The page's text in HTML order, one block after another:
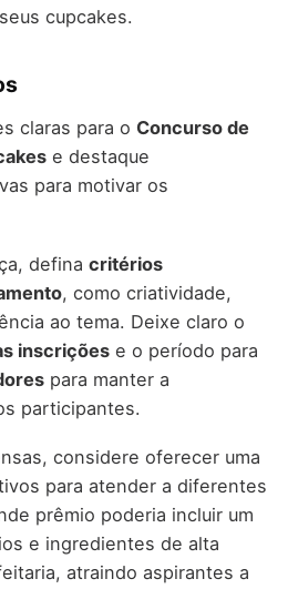
cupcakes.
claras para o Concurso de
e destaque
para motivar os
defina critérios
, como criatividade,
ao tema. Deixe claro o
inscriçõese o período para
para manter a
participantes.
considere oferecer uma
para atender a diferentes
prêmio poderia incluir um
e ingredientes de alta
atraindo aspirantes a